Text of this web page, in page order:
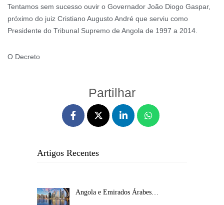
Tentamos sem sucesso ouvir o Governador João Diogo Gaspar,
próximo do juiz Cristiano Augusto André que serviu como
Presidente do Tribunal Supremo de Angola de 1997 a 2014.
O Decreto
Partilhar
Artigos Recentes
Angola e Emirados Árabes…